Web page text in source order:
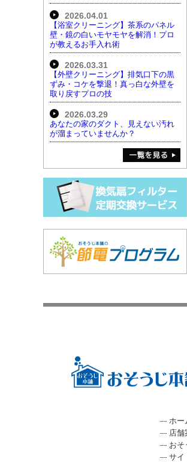
2026.04.01
【浴室クリーニング】茶系のパネル
壁・鏡の白いモヤモヤを解消！プロ
が教えるお手入れ術
2026.03.31
【外壁クリーニング】排気口下の黒
ずみ・コケを撃退！真っ白な外壁を
取り戻すプロの技
2026.03.29
あなたの家のダクト、見えない汚れ
が溜まっていませんか？
ホー
店舗
おそ
サイ